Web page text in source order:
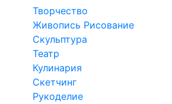
Творчество
Живопись Рисование
Скульптура
Театр
Кулинария
Скетчинг
Рукоделие